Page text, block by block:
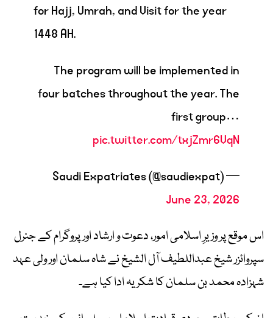
for Hajj, Umrah, and Visit for the year
1448 AH.
The program will be implemented in
four batches throughout the year. The
first group…
pic.twitter.com/txjZmr6VqN
— Saudi Expatriates (@saudiexpat)
June 23, 2026
اس موقع پر وزیرِ اسلامی امور، دعوت و ارشاد اور پروگرام کے جنرل
سپروائزر شیخ عبداللطیف آل الشیخ نے شاہ سلمان اور ولی عہد
شہزادہ محمد بن سلمان کا شکریہ ادا کیا ہے۔